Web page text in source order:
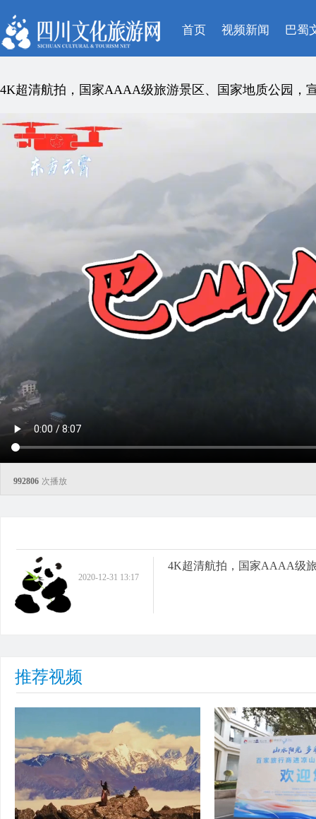
首页 视频新闻 巴蜀
4K超清航拍，国家AAAA级旅游景区、国家地质公园，
992806 次播放
2020-12-31 13:17
4K超清航拍，国家AAAA级
推荐视频